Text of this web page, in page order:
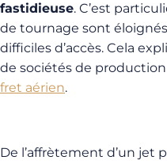
fastidieuse. C’est
de tournage sont
difficiles d’accès. Cela
de sociétés de
fret aérien.
De l’affrètement d’un jet